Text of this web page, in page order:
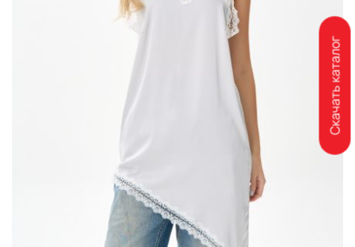
Скачать каталог